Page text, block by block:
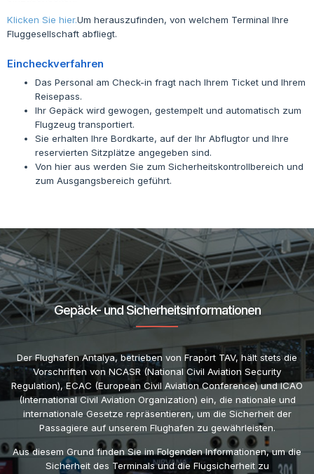
Klicken Sie hier.Um herauszufinden, von welchem Terminal Ihre
Fluggesellschaft abfliegt.
Eincheckverfahren
Das Personal am Check-in fragt nach Ihrem Ticket und Ihrem
Reisepass.
Ihr Gepäck wird gewogen, gestempelt und automatisch zum
Flugzeug transportiert.
Sie erhalten Ihre Bordkarte, auf der Ihr Abflugtor und Ihre
reservierten Sitzplätze angegeben sind.
Von hier aus werden Sie zum Sicherheitskontrollbereich und
zum Ausgangsbereich geführt.
Gepäck- und Sicherheitsinformationen
Der Flughafen Antalya, betrieben von Fraport TAV, hält stets die
Vorschriften von NCASR (National Civil Aviation Security
Regulation), ECAC (European Civil Aviation Conference) und ICAO
(International Civil Aviation Organization) ein, die nationale und
internationale Gesetze repräsentieren, um die Sicherheit der
Passagiere auf unserem Flughafen zu gewährleisten.
Aus diesem Grund finden Sie im Folgenden Informationen, um die
Sicherheit des Terminals und die Flugsicherheit zu